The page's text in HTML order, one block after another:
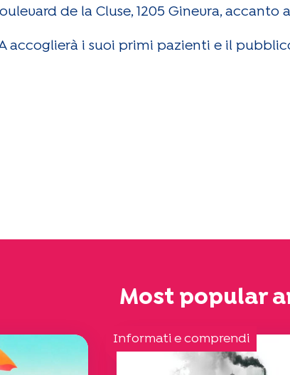
de la Cluse, 1205 Ginevra, accanto
accoglierà i suoi primi pazienti e il
Most popular
Informati e comprendi